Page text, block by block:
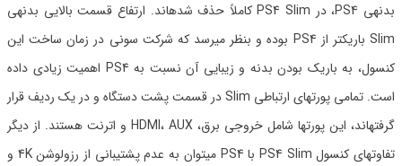
بدنهی PS4، در PS4 Slim کاملاً حذف شدهاند. ارتفاع قسمت بالایی بدنهی
Slim باریکتر از PS4 بوده و بنظر میرسد که شرکت سونی در زمان ساخت این
کنسول، به باریک بودن بدنه و زیبایی آن نسبت به PS4 اهمیت زیادی داده
است. تمامی پورتهای ارتباطی Slim در قسمت پشت دستگاه و در یک ردیف قرار
گرفتهاند، این پورتها شامل خروجی برق، HDMI، AUX و اترنت هستند. از دیگر
تفاوتهای کنسول PS4 Slim با PS4 میتوان به عدم پشتیبانی از رزولوشن 4K و